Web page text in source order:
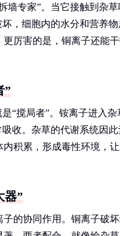
墙专家”。当它接触到杂
，细胞内的水分和营养
厉害的是，铜离子还能
”
“搅局者”。铵离子进入
收。杂草的代谢系统因
积累，形成毒性环境，
器”
的协同作用。铜离子破